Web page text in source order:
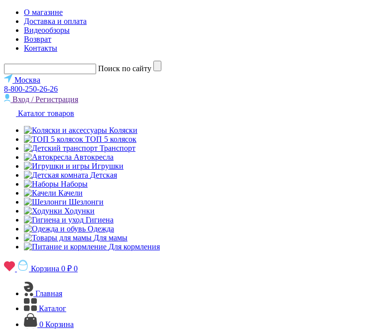
О магазине
Доставка и оплата
Видеообзоры
Возврат
Контакты
Поиск по сайту
Москва
8-800-250-26-26
Вход / Регистрация
Каталог товаров
Коляски
ТОП 5 колясок
Транспорт
Автокресла
Игрушки
Детская
Наборы
Качели
Шезлонги
Ходунки
Гигиена
Одежда
Для мамы
Для кормления
Корзина 0 ₽ 0
Главная
Каталог
0 Корзина